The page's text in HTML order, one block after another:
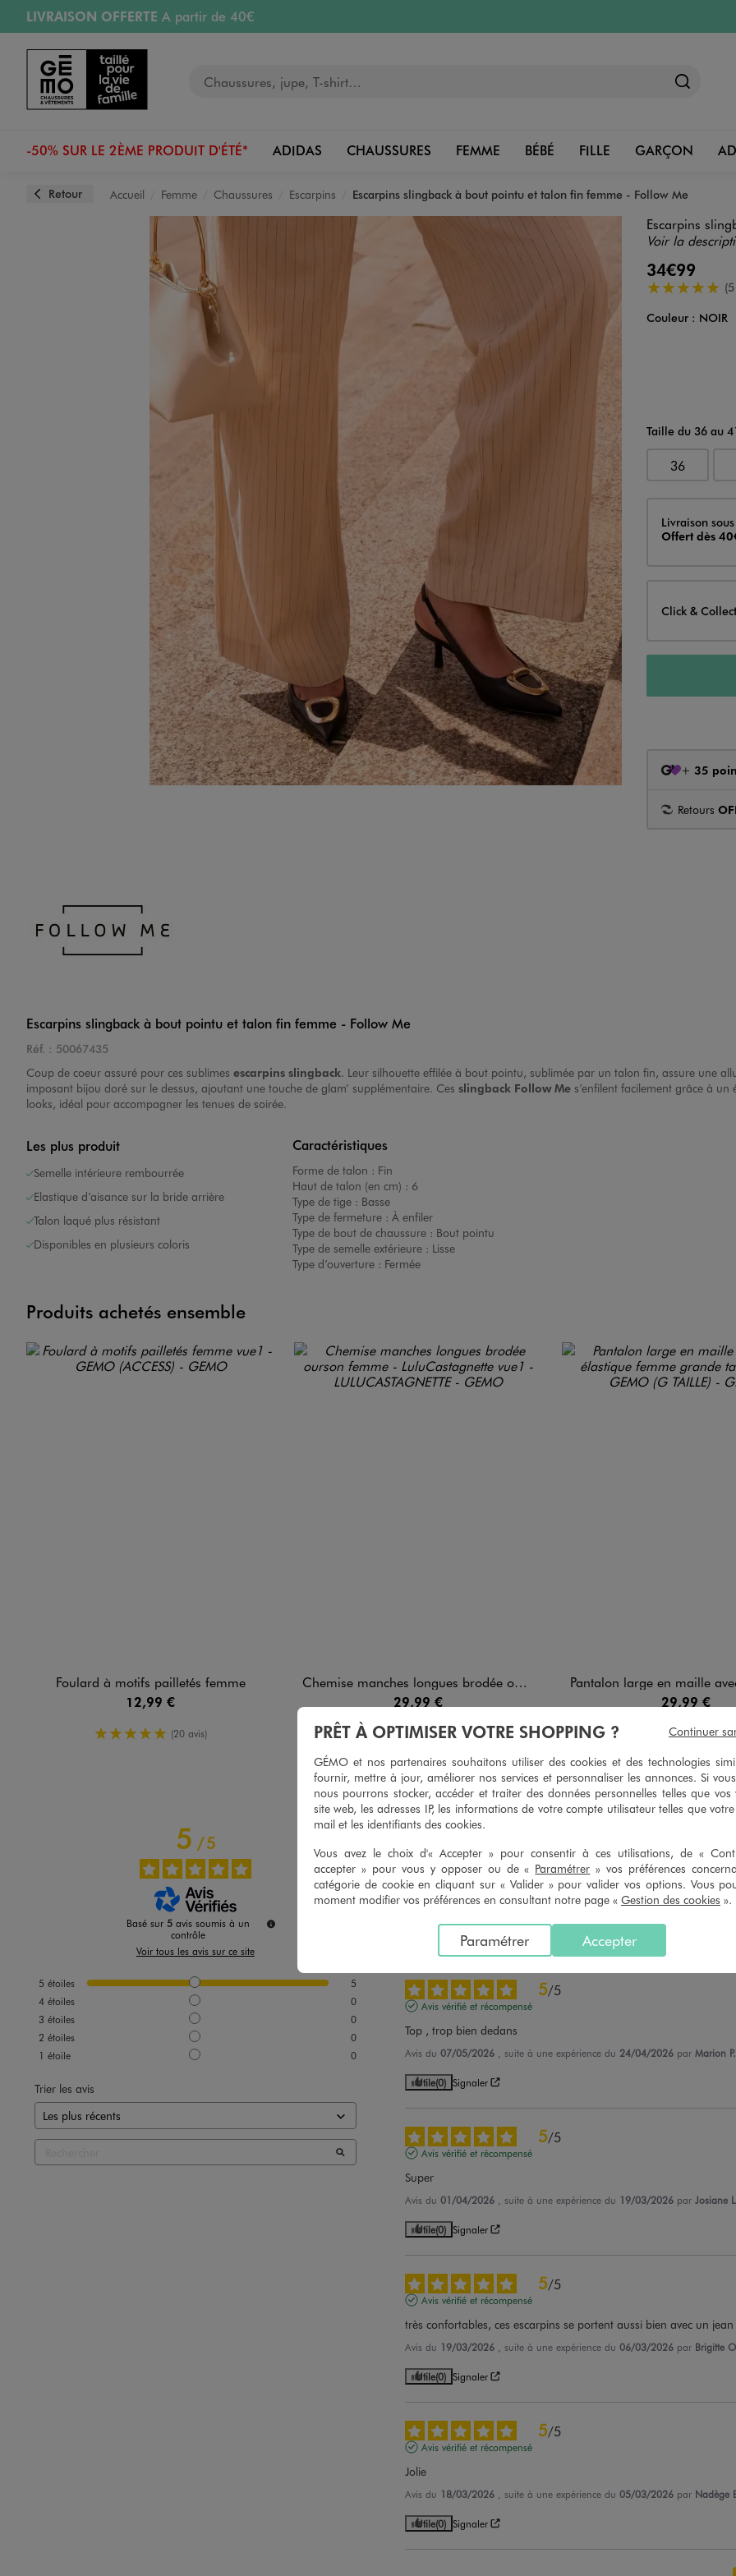
Aller au contenu principal
Aller à la navigation
LIVRAISON OFFERTE A partir de 40€
RETRAIT ET LIVRAISON OFFERTE
RÉSERVATION GRATUITE
4h en magasin
Retours OFFERTSpendant 30 jours
-50% SUR LE 2ÈME PRODUIT D'ÉTÉ* ADIDAS CHAUSSURES FEMME BÉBÉ FILLE GARÇON
Retour Accueil Femme Chaussures Escarpins Escarpins slingback à bout pointu et talon fin femme - Follow Me
Image 3 sur 6
Image 5 sur 6
Image 6 sur 6
Escarpins
Voir la
34€99
5/5 de
Couleur
Couleur : NOIR
Taille du 36 au
36
Livraison
Livraison
Offert dès
Click &
+ 35
Retours
Escarpins slingback à bout pointu et talon fin femme - Follow Me
Réf. : 50067435
Coup de coeur assuré pour ces sublimes escarpins slingback. Leur silhouette effilée à bout pointu, sublimée par un talon fin, assure une
imposant bijou doré sur le dessus, ajoutant une touche de glam’ supplémentaire. Ces slingback Follow Me s’enfilent facilement grâce à
looks, idéal pour accompagner les tenues de soirée.
Les plus produit
Semelle intérieure rembourrée
Elastique d’aisance sur la bride arrière
Talon laqué plus résistant
Disponibles en plusieurs coloris
Caractéristiques
Forme de talon : Fin
Haut de talon (en cm) : 6
Type de tige : Basse
Type de fermeture : À enfiler
Type de bout de chaussure : Bout pointu
Type de semelle extérieure : Lisse
Type d’ouverture : Fermée
Produits achetés ensemble
Foulard à motifs pailletés femme
12,99 €
5/5 de moyenne
(20 avis)
Chemise manches longues brodée ourson femme - LuluCastagnette
29,99 €
5/5 de moyenne
(36 avis)
Pantalon large en maille avec taille élastique
29,99 €
4.5/5 de
(13
5/5
Basé sur 5 avis soumis à un
contrôle
Voir tous les avis sur ce site
5 étoiles
5
4 étoiles
0
3 étoiles
0
2 étoiles
0
1 étoile 0
Trier les avis
Avis vérifié et récompensé
Jolis et vont parfaitement bien
Avis du04/06/2026 , suite à une expérience du 15/05/2026 parA.S.
Signaler
5/5
Avis vérifié et récompensé
Top , trop bien dedans
Avis du 07/05/2026 , suite à une expérience du 24/04/2026 par Marion P.
Utile(0) Signaler
5/5
Avis vérifié et récompensé
Super
Avis du 01/04/2026 , suite à une expérience du 19/03/2026 par Josiane
Utile(0) Signaler
5/5
Avis vérifié et récompensé
très confortables, ces escarpins se portent aussi bien avec un
Avis du 19/03/2026 , suite à une expérience du 06/03/2026 par Brigitte
Utile(0) Signaler
5/5
Avis vérifié et récompensé
Jolie
Avis du 18/03/2026 , suite à une expérience du 05/03/2026 par Nadège
Utile(0) Signaler
PRÊT À OPTIMISER VOTRE SHOPPING ?
GÉMO et nos partenaires souhaitons utiliser des cookies et des technologies
fournir, mettre à jour, améliorer nos services et personnaliser les annonces. Si
nous pourrons stocker, accéder et traiter des données personnelles telles que vos
site web, les adresses IP, les informations de votre compte utilisateur telles que
mail et les identifiants des cookies.
Vous avez le choix d'« Accepter » pour consentir à ces utilisations, de «
accepter » pour vous y opposer ou de « Paramétrer » vos préférences
catégorie de cookie en cliquant sur « Valider » pour valider vos options. Vous
moment modifier vos préférences en consultant notre page « Gestion des cookies ».
Accepter
Paramétrer
Continuer